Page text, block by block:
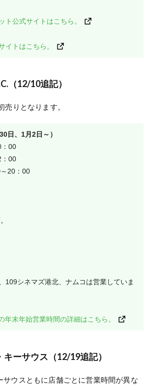
ト公式サイトはこちら。
イトはこちら。
（12/10追記）
りとなります。
日、1月2日～）
：00
：00
20：00
109シネマズ港北、ナムコは営業していま
年末年始営業時間の詳細はこちら。
ーサウス（12/19追記）
サウスともに店舗ごとに営業時間が異な